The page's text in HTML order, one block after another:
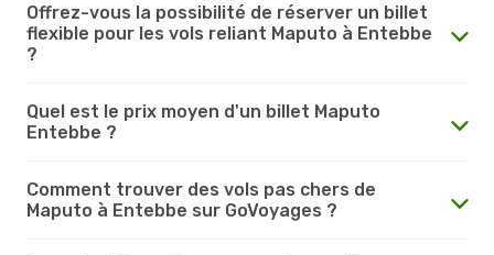
Offrez-vous la possibilité de réserver un billet
flexible pour les vols reliant Maputo à Entebbe
?
Quel est le prix moyen d'un billet Maputo
Entebbe ?
Comment trouver des vols pas chers de
Maputo à Entebbe sur GoVoyages ?